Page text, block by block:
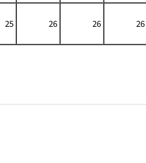
25 26 26 26